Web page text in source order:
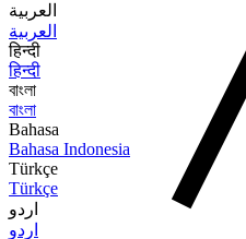
العربية
العربية
हिन्दी
हिन्दी
বাংলা
বাংলা
Bahasa
Bahasa Indonesia
Türkçe
Türkçe
اردو
اردو